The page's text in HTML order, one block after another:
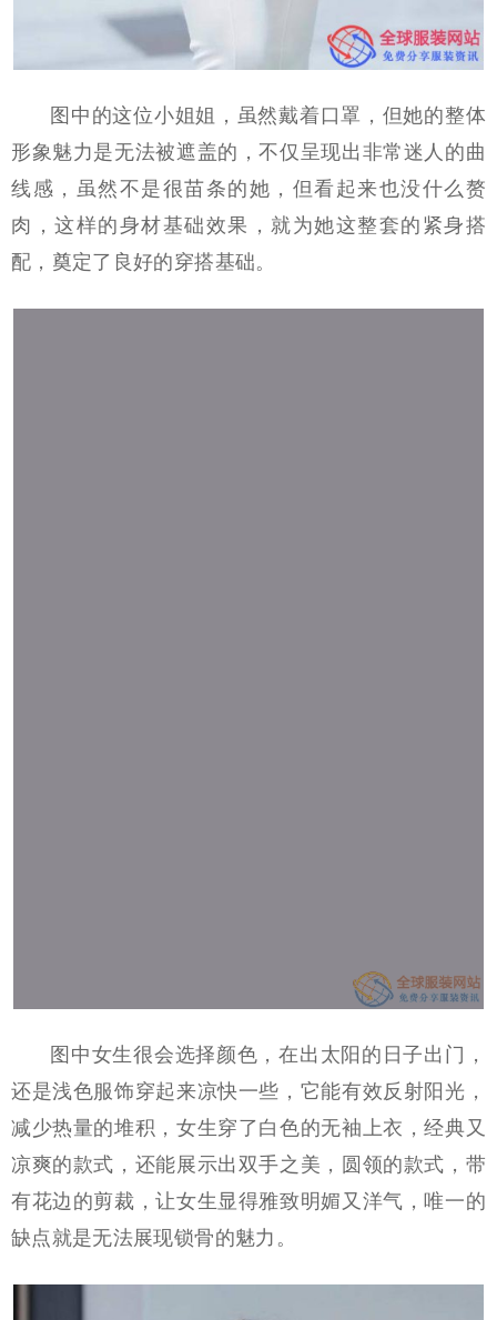
图中的这位小姐姐，虽然戴着口罩，但她的整体
形象魅力是无法被遮盖的，不仅呈现出非常迷人的曲
线感，虽然不是很苗条的她，但看起来也没什么赘
肉，这样的身材基础效果，就为她这整套的紧身搭
配，奠定了良好的穿搭基础。
图中女生很会选择颜色，在出太阳的日子出门，
还是浅色服饰穿起来凉快一些，它能有效反射阳光，
减少热量的堆积，女生穿了白色的无袖上衣，经典又
凉爽的款式，还能展示出双手之美，圆领的款式，带
有花边的剪裁，让女生显得雅致明媚又洋气，唯一的
缺点就是无法展现锁骨的魅力。